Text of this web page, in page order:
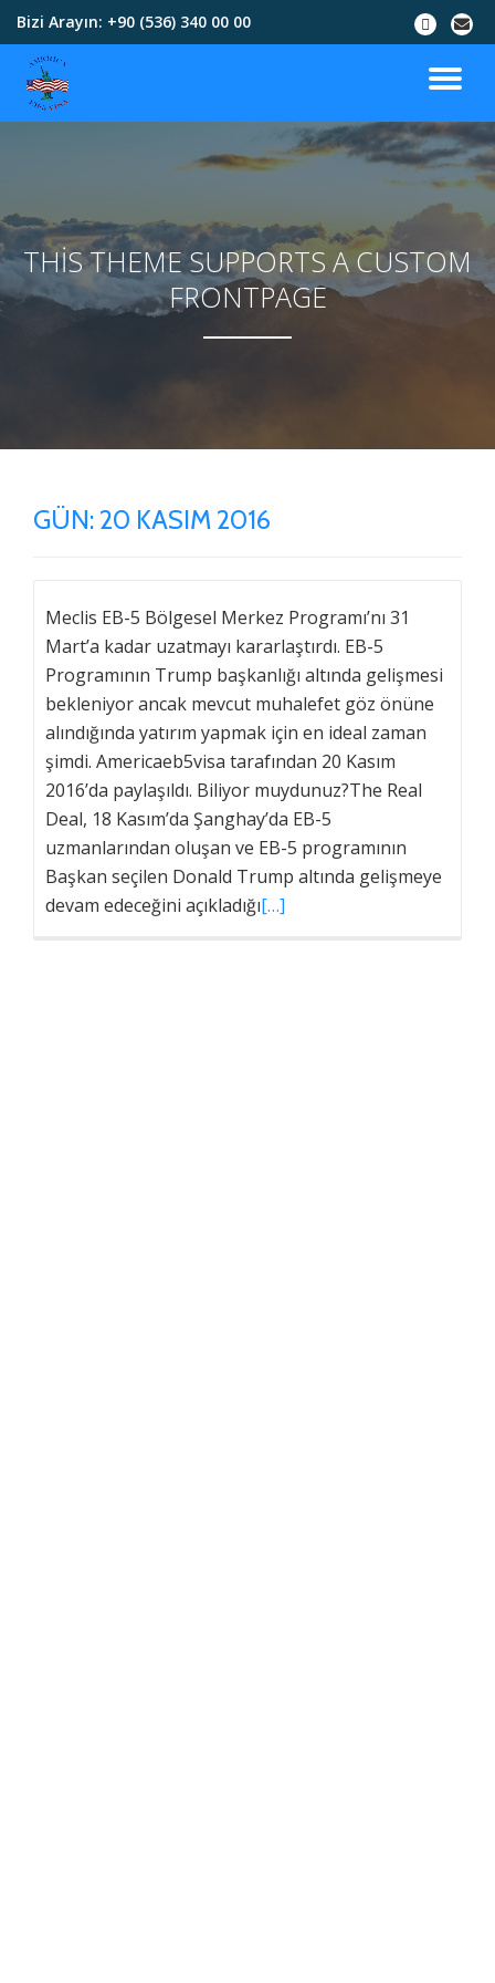
İçeriğe
Bizi Arayın: +90 (536) 340 00 00
THIS THEME SUPPORTS A CUSTOM
FRONTPAGE
GÜN: 20 KASIM 2016
Meclis EB-5 Bölgesel Merkez Programı’nı 31
Mart’a kadar uzatmayı kararlaştırdı. EB-5
Programının Trump başkanlığı altında gelişmesi
bekleniyor ancak mevcut muhalefet göz önüne
alındığında yatırım yapmak için en ideal zaman
şimdi. Americaeb5visa tarafından 20 Kasım
2016’da paylaşıldı. Biliyor muydunuz?The Real
Deal, 18 Kasım’da Şanghay’da EB-5
uzmanlarından oluşan ve EB-5 programının
Başkan seçilen Donald Trump altında gelişmeye
devam edeceğini açıkladığı[…]